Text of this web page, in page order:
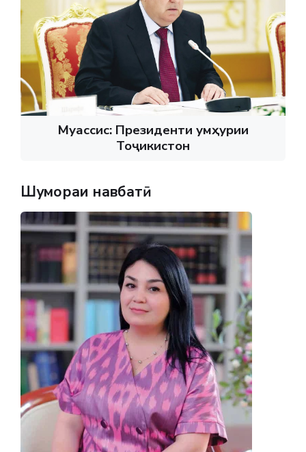
Муассис: Президенти Ҷумҳурии
Тоҷикистон
Шумораи навбатӣ